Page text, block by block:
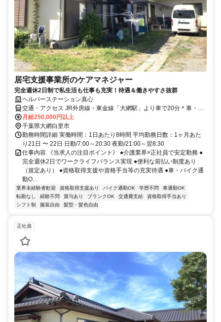
居宅支援事業所のケアマネジャー
完全週休2日制で私生活も仕事も充実！待遇＆働きやすさ抜群
ヘルパーステーション真心
交通・アクセス JR外房線・東金線「大網駅」より車で20分＊車・バ
イク通勤OK
月給250,000円以上
千葉県大網白里市
勤務時間詳細 実働時間：1日あたり8時間 平均勤務日数：1ヶ月あた
り21日 〜 22日 日勤/7:00～20:30 夜勤/21:00～翌8:30
仕事内容 《当求人の注目ポイント》 ●介護業界×正社員で安定勤務 ●
完全週休2日でワークライフバランス実現 ●便利な前払い制度あり
（規定あり） ●資格取得支援や資格手当等の充実待遇 ●車・バイク通
勤O...
業界未経験者歓迎 資格取得支援あり バイク通勤OK 学歴不問
車通勤OK
転勤なし
経験不問 賞与あり ブランクOK 交通費支給
資格取得手当あり
シフト制
服装自由 髪型・髪色自由
正社員